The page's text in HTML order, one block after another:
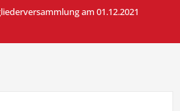
am 01.12.2021